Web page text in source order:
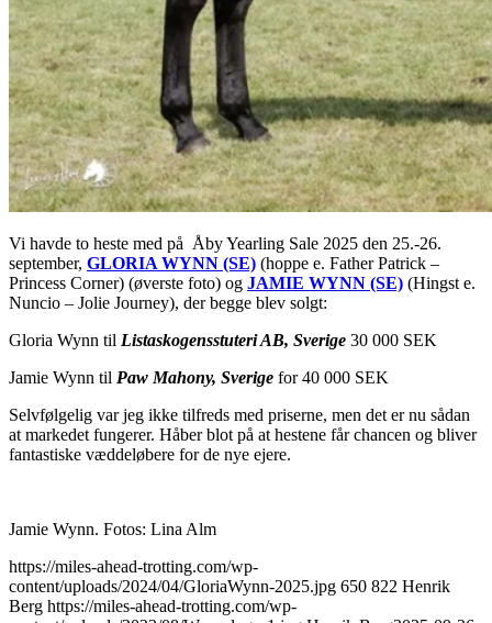
Vi havde to heste med på Åby Yearling Sale 2025 den 25.-26.
september, GLORIA WYNN (SE) (hoppe e. Father Patrick –
Princess Corner) (øverste foto) og JAMIE WYNN (SE) (Hingst e.
Nuncio – Jolie Journey), der begge blev solgt:
Gloria Wynn til Listaskogensstuteri AB, Sverige 30 000 SEK
Jamie Wynn til Paw Mahony, Sverige for 40 000 SEK
Selvfølgelig var jeg ikke tilfreds med priserne, men det er nu sådan
at markedet fungerer. Håber blot på at hestene får chancen og bliver
fantastiske væddeløbere for de nye ejere.
Jamie Wynn. Fotos: Lina Alm
https://miles-ahead-trotting.com/wp-
content/uploads/2024/04/GloriaWynn-2025.jpg 650 822 Henrik
Berg https://miles-ahead-trotting.com/wp-